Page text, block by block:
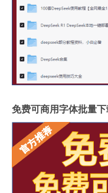
免费可商用字体批量